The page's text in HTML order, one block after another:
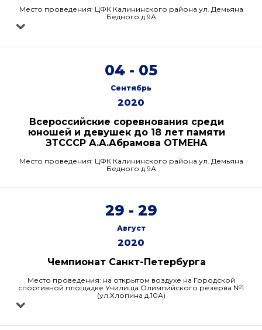
Место проведения: ЦФК Калининского района ул. Демьяна
Бедного д.9А
04 - 05
Сентябрь
2020
Всероссийские соревнования среди
юношей и девушек до 18 лет памяти
ЗТСССР А.А.Абрамова ОТМЕНА
Место проведения: ЦФК Калининского района ул. Демьяна
Бедного д.9А
29 - 29
Август
2020
Чемпионат Санкт-Петербурга
Место проведения: на открытом воздухе на Городской
спортивной площадке Училища Олимпийского резерва №1
(ул.Хлопина д.10А)